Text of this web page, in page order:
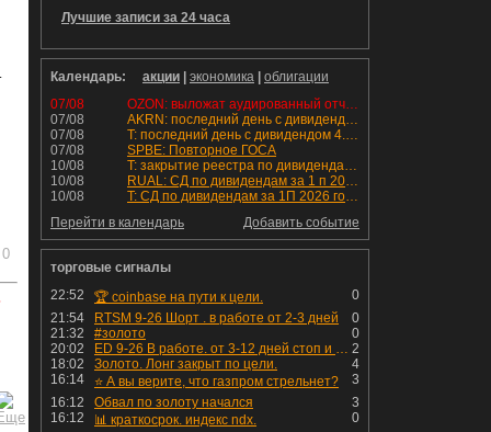
0
Лучшие записи за 24 часа
Календарь: акции экономика
облигации
07/08
OZON: выложат аудированный отчет МСФО 1П2026
07/08
AKRN: последний день с дивидендом 235 руб
07/08
T: последний день с дивидендом 4.6 руб
07/08
SPBE: Повторное ГОСА
10/08
T: закрытие реестра по дивидендам 4.6 руб
10/08
RUAL: СД по дивидендам за 1 п 2026 года.
10/08
T: СД по дивидендам за 1П 2026 года.
Добавить событие
Перейти в календарь
торговые сигналы
22:52
0
🏆 coinbase на пути к цели.
21:54
0
RTSM 9-26 Шорт . в работе от 2-3 дней
21:32
0
#золото
20:02
2
ED 9-26 В работе. от 3-12 дней стоп и профит установлен
18:02
4
Золото. Лонг закрыт по цели.
16:14
3
⭐️ А вы верите, что газпром стрельнет?
16:12
3
Обвал по золоту начался
16:12
0
📊 краткосрок. индекс ndx.